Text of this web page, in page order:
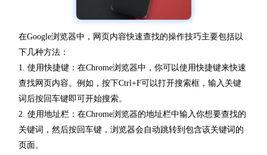
在Google浏览器中，网页内容快速查找的操作技巧主要包括以
下几种方法：
1. 使用快捷键：在Chrome浏览器中，你可以使用快捷键来快速
查找网页内容。例如，按下Ctrl+F可以打开搜索框，输入关键
词后按回车键即可开始搜索。
2. 使用地址栏：在Chrome浏览器的地址栏中输入你想要查找的
关键词，然后按回车键，浏览器会自动跳转到包含该关键词的
页面。